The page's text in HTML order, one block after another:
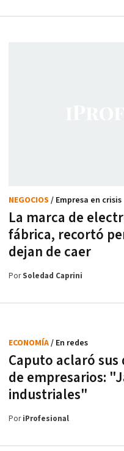
La marca de
fábrica, recortó
dejan de caer
NEGOCIOS / Empresa en crisis
PorSoledad Caprini
Caputo aclaró
de empresarios:
industriales"
ECONOMÍA/ En redes
PoriProfesional